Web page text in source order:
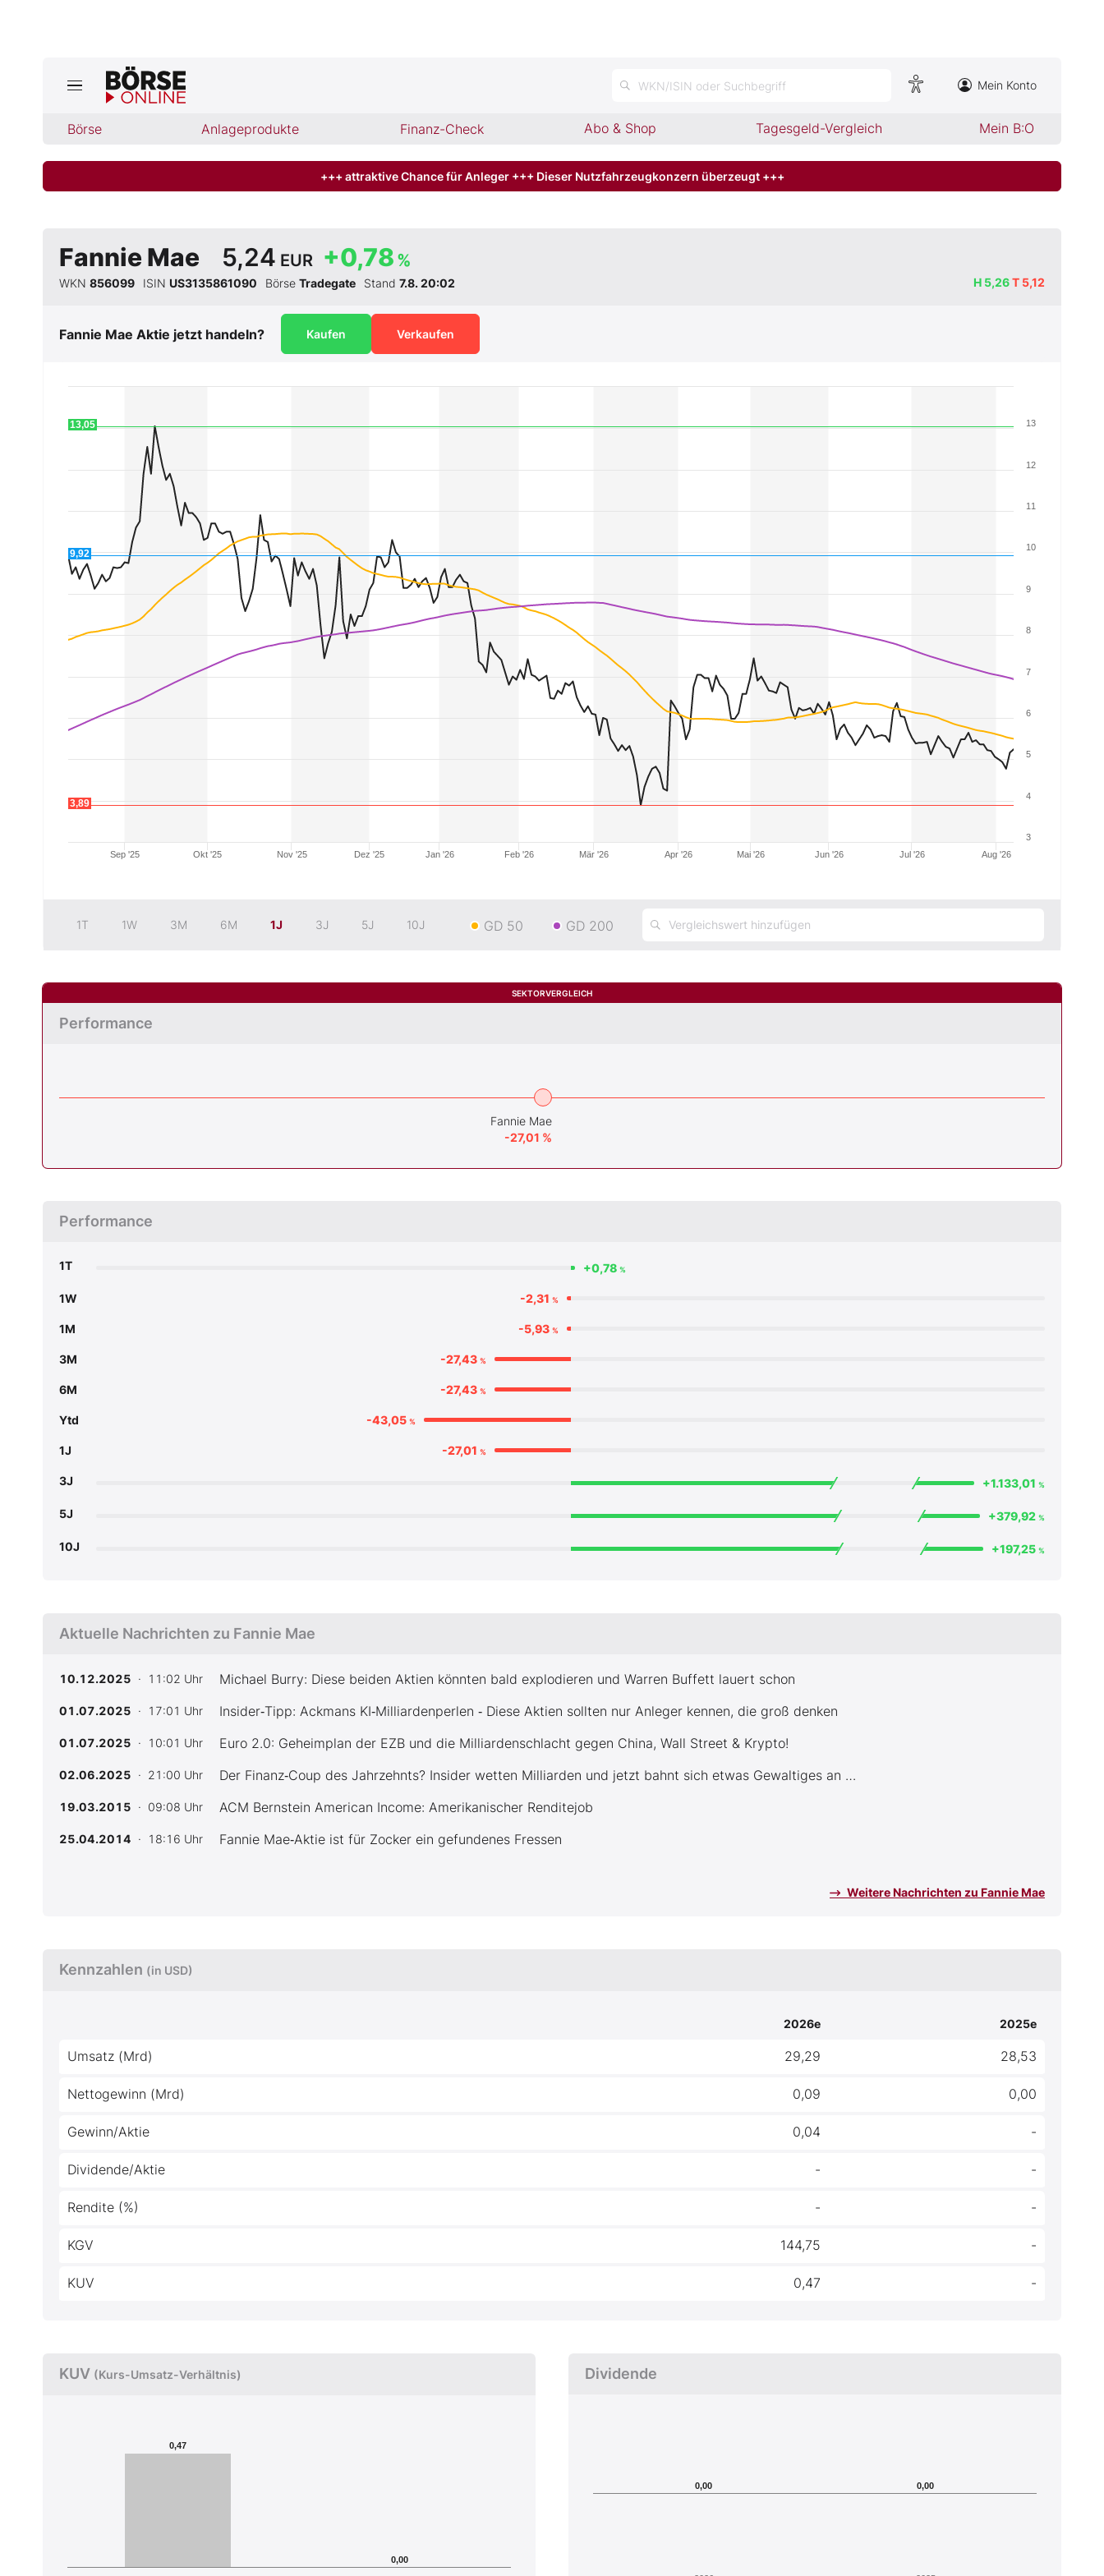
WKN/ISIN oder Suchbegriff Mein Konto
Börse Anlageprodukte Finanz-Check Abo & Shop Tagesgeld-Vergleich Mein B:O
Börse
Abo & Shop
Mein Konto
Folgen Sie uns
Kontakt
+++ attraktive Chance für Anleger +++ Dieser Nutzfahrzeugkonzern überzeugt +++
Fannie Mae +0,78 %
5,24 EUR
H 5,26T 5,12
WKN 856099 ISIN US3135861090 Börse Tradegate Stand 7.8. 20:02
Fannie Mae Aktie jetzt handeln? Kaufen Verkaufen
Sep '25 Okt '25 Nov '25 Dez '25 Jan '26 Feb '26 Mär '26 Apr '26 Mai '26 Jun '26 Jul '26 Aug '26
3
4
5
6
7
8
9
10
11
12
13
9,92
3,89
13,05
1T 1W 3M 6M 1J 3J 5J 10J GD 50 GD 200
SEKTORVERGLEICH
Performance
Fannie Mae
-27,01 %
Performance
1T +0,78 %
1W -2,31 %
1M -5,93 %
3M -27,43%
6M -27,43%
Ytd -43,05 %
1J -27,01%
3J +1.133,01 %
5J +379,92 %
10J +197,25 %
Aktuelle Nachrichten zu Fannie Mae
10.12.2025 · 11:02 Uhr Michael Burry: Diese beiden Aktien könnten bald explodieren und Warren Buffett lauert schon
01.07.2025 · 17:01 Uhr Insider‑Tipp: Ackmans KI‑Milliardenperlen ‑ Diese Aktien sollten nur Anleger kennen, die groß denken
01.07.2025 · 10:01 Uhr Euro 2.0: Geheimplan der EZB und die Milliardenschlacht gegen China, Wall Street & Krypto!
02.06.2025 · 21:00 Uhr Der Finanz‑Coup des Jahrzehnts? Insider wetten Milliarden und jetzt bahnt sich etwas Gewaltiges an …
19.03.2015 · 09:08 Uhr ACM Bernstein American Income: Amerikanischer Renditejob
25.04.2014 · 18:16 Uhr Fannie Mae‑Aktie ist für Zocker ein gefundenes Fressen
Weitere Nachrichten zu Fannie Mae
Kennzahlen (in USD)
2026e 2025e
Umsatz (Mrd) 29,29 28,53
Nettogewinn (Mrd) 0,09 0,00
Gewinn/Aktie 0,04 -
Dividende/Aktie - -
Rendite (%) - -
KGV 144,75 -
KUV 0,47 -
KUV (Kurs-Umsatz-Verhältnis)
0,47
0,00
Dividende
0,00 0,00